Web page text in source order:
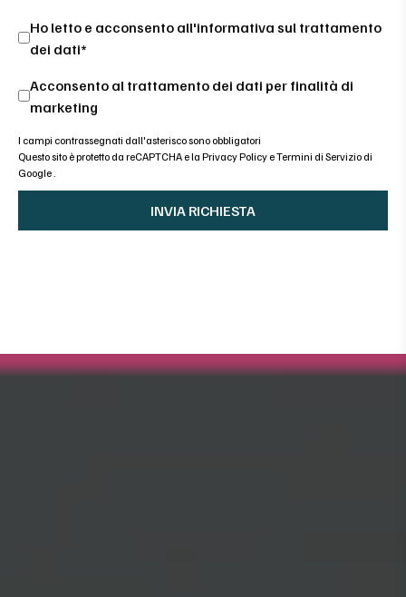
Ho letto e acconsento all'informativa sul trattamento
dei dati*
Acconsento al trattamento dei dati per finalità di
marketing
I campi contrassegnati dall'asterisco sono obbligatori
Questo sito è protetto da reCAPTCHA e la Privacy Policy eTermini di Servizio di
Google